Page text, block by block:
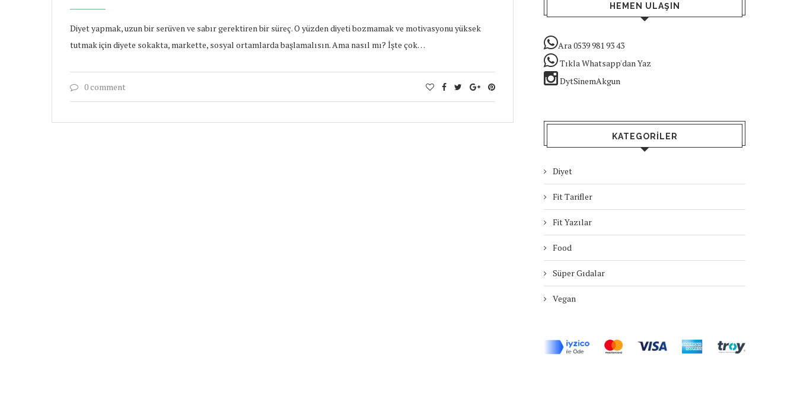
Diyet yapmak, uzun bir serüven ve sabır gerektiren bir süreç. O yüzden diyeti bozmamak ve motivasyonu yüksek
tutmak için diyete sokakta, markette, sosyal ortamlarda başlamalısın. Ama nasıl mı? İşte çok…
0 comment
HEMEN ULAŞIN
Ara 0539 981 93 43
Tıkla Whatsapp'dan Yaz
DytSinemAkgun
KATEGORILER
Diyet
Fit Tarifler
Fit Yazılar
Food
Süper Gıdalar
Vegan